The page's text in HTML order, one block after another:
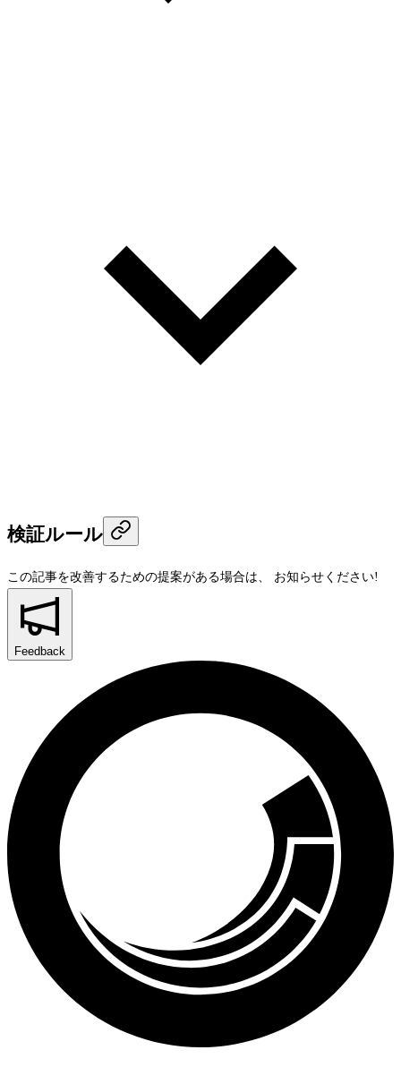
検証ルール
この記事を改善するための提案がある場合は、 お知らせください!
Feedback